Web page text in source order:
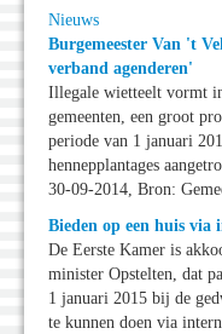
Nieuws
Burgemeester Van 't
verband agenderen'
Illegale wietteelt vormt
gemeenten, een groot
periode van 1 januari
hennepplantages
30-09-2014, Bron:
Bieden op een huis via
De Eerste Kamer is
minister Opstelten, dat
1 januari 2015 bij de
te kunnen doen via